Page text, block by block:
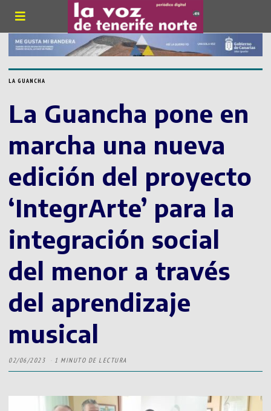
LA GUANCHA
La Guancha pone en
marcha una nueva
edición del proyecto
‘IntegrArte’ para la
integración social
del menor a través
del aprendizaje
musical
02/06/2023 1 MINUTO DE LECTURA